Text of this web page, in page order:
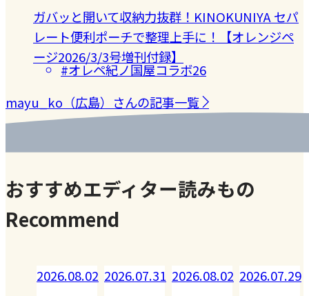
ガバッと開いて収納力抜群！KINOKUNIYA セパ
レート便利ポーチで整理上手に！【オレンジペ
ージ2026/3/3号増刊付録】
#オレペ紀ノ国屋コラボ26
mayu_ko（広島）さんの記事一覧
おすすめエディター読みもの
Recommend
2026.07.31 2026.08.02 2026.07.29